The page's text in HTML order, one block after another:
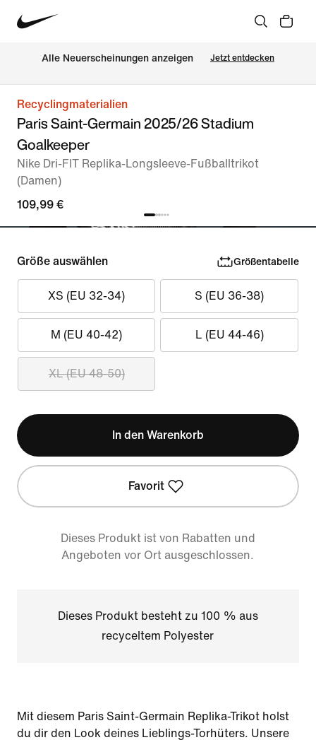
Alle Neuerscheinungen anzeigen Jetzt entdecken
Recyclingmaterialien
Paris Saint-Germain 2025/26 Stadium
Goalkeeper
Nike Dri-FIT Replika-Longsleeve-Fußballtrikot
(Damen)
109,99 €
Größe auswählen Größentabelle
XS (EU 32-34) S (EU 36-38)
M (EU 40-42) L (EU 44-46)
XL (EU 48-50)
In den Warenkorb
Favorit
Dieses Produkt ist von Rabatten und
Angeboten vor Ort ausgeschlossen.
Dieses Produkt besteht zu 100 % aus
recyceltem Polyester
Mit diesem Paris Saint-Germain Replika-Trikot holst
du dir den Look deines Lieblings-Torhüters. Unsere